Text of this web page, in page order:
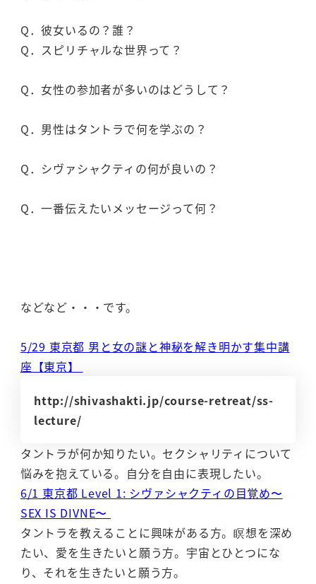
Q．彼女いるの？誰？
Q．スピリチャルな世界って？
Q．女性の参加者が多いのはどうして？
Q．男性はタントラで何を学ぶの？
Q．シヴァシャクティの何が良いの？
Q．一番伝えたいメッセージって何？
などなど・・・です。
5/29 東京都 男と女の謎と神秘を解き明かす集中講
座【東京】
http://shivashakti.jp/course-retreat/ss-
lecture/
タントラが何か知りたい。セクシャリティについて
悩みを抱えている。自分を自由に表現したい。
6/1 東京都 Level 1: シヴァシャクティの目覚め〜
SEX IS DIVNE〜
タントラを教えることに興味がある方。瞑想を深め
たい、愛を生きたいと願う方。宇宙とひとつにな
り、それを生きたいと願う方。